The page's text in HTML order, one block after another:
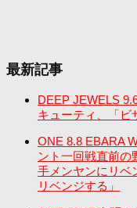
最新記事
DEEP JEWELS
キューティ、「ビ
ONE 8.8 EBARA
ント一回戦直前の
手メンヤンにリベ
リベンジする」